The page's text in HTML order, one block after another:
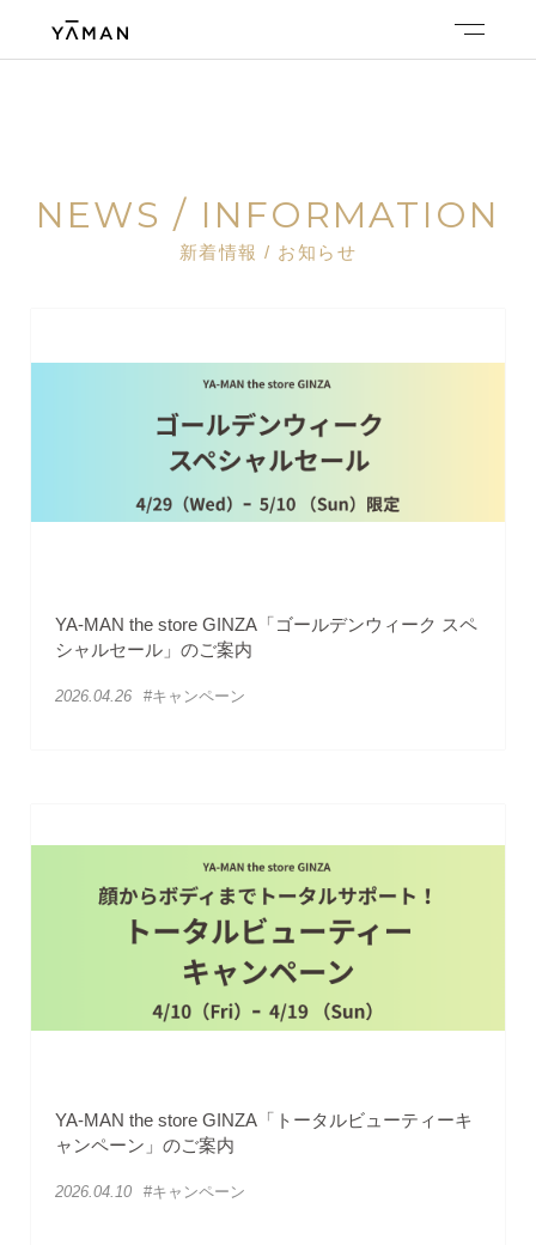
NEWS / INFORMATION
新着情報 / お知らせ
YA-MAN the store GINZA「ゴールデンウィーク スペ
シャルセール」のご案内
2026.04.26 #キャンペーン
YA-MAN the store GINZA「トータルビューティーキ
ャンペーン」のご案内
2026.04.10 #キャンペーン